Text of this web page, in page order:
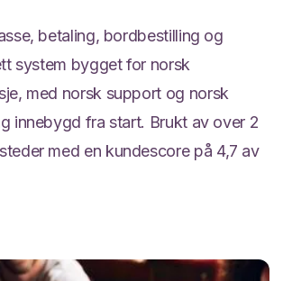
betaling, bordbestilling og
system bygget for norsk
med norsk support og norsk
innebygd fra start. Brukt av over 2
med en kundescore på 4,7 av